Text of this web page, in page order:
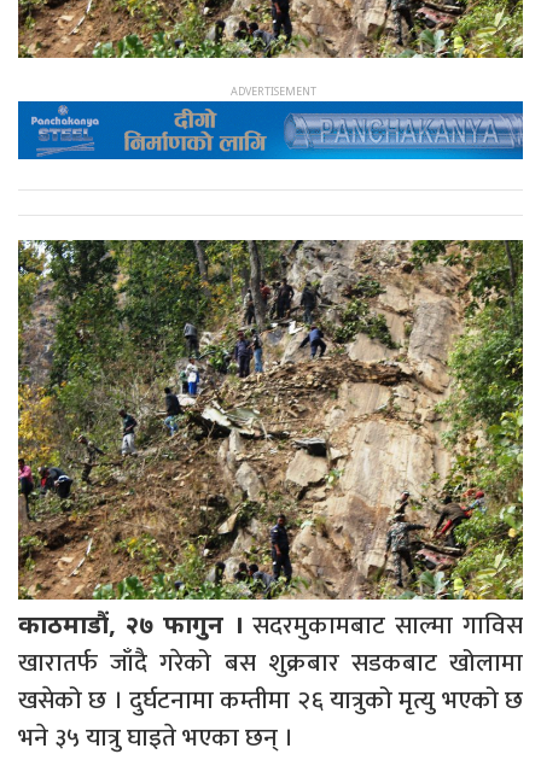
काठमाडौं, २७ फागुन । सदरमुकामबाट साल्मा गाविस
खारातर्फ जाँदै गरेको बस शुक्रबार सडकबाट खोलामा
खसेको छ । दुर्घटनामा कम्तीमा २६ यात्रुको मृत्यु भएको छ
भने ३५ यात्रु घाइते भएका छन् ।